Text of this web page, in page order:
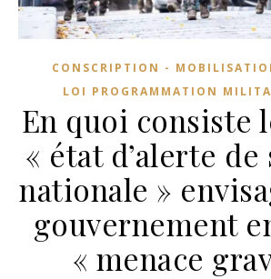
CONSCRIPTION -
LOI PROGRAMMATION
En quoi consiste
« état d’alerte
nationale »
gouvernement
« menace